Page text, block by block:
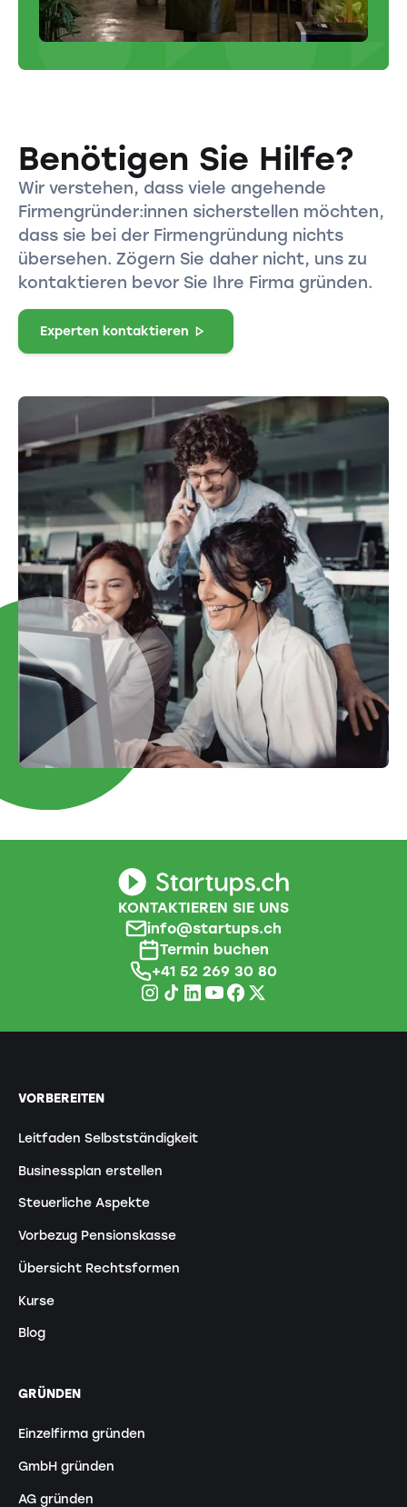
Benötigen Sie Hilfe?
Wir verstehen, dass viele angehende
Firmengründer:innen sicherstellen möchten,
dass sie bei der Firmengründung nichts
übersehen. Zögern Sie daher nicht, uns zu
kontaktieren bevor Sie Ihre Firma gründen.
Experten kontaktieren
KONTAKTIEREN SIE UNS
info@startups.ch
Termin buchen
+41 52 269 30 80
VORBEREITEN
Leitfaden Selbstständigkeit
Businessplan erstellen
Steuerliche Aspekte
Vorbezug Pensionskasse
Übersicht Rechtsformen
Kurse
Blog
GRÜNDEN
Einzelfirma gründen
GmbH gründen
AG gründen